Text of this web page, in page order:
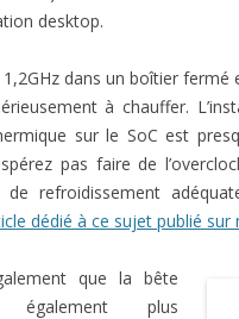
desktop.
dans un boîtier fermé
à chauffer.
sur le SoC est
pas faire de
refroidissement
dédié à ce sujet publié sur
que la bête
également plus